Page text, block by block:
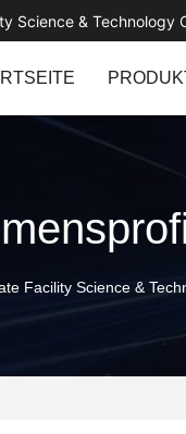
Science & Technology
Facility Science &